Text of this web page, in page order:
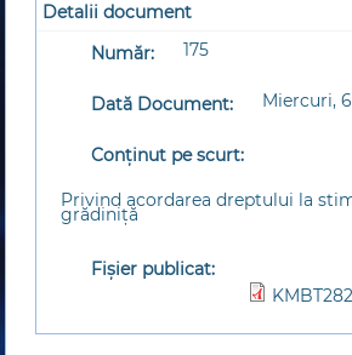
Detalii document
Număr:
175
Dată Document: Miercuri,
Conținut pe scurt:
Privind acordarea dreptului la
grădiniță
Fișier publicat: